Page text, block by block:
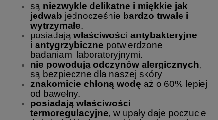
są niezwykle delikatne i miękkie jak
jedwab jednocześnie bardzo trwałe i
wytrzymałe.
posiadają właściwości antybakteryjne
i antygrzybiczne potwierdzone
badaniami laboratoryjnymi.
nie powodują odczynów alergicznych,
są bezpieczne dla naszej skóry
znakomicie chłoną wodę aż o 60% lepiej
od bawełny.
posiadają właściwości
termoregulacyjne, w upały daje poczucie